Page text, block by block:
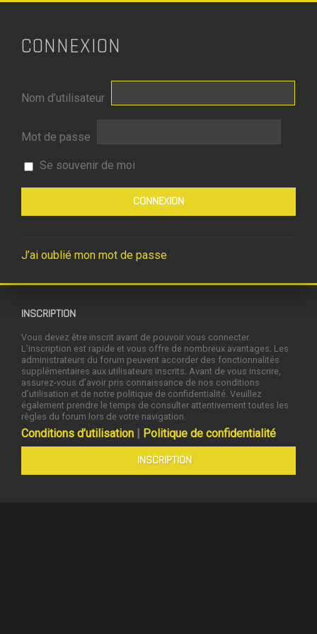
CONNEXION
Nom d’utilisateur
Mot de passe
Se souvenir de moi
J’ai oublié mon mot de passe
INSCRIPTION
Vous devez être inscrit avant de pouvoir vous connecter.
L’inscription est rapide et vous offre de nombreux avantages. Les
administrateurs du forum peuvent accorder des fonctionnalités
supplémentaires aux utilisateurs inscrits. Avant de vous inscrire,
assurez-vous d’avoir pris connaissance de nos conditions
d’utilisation et de notre politique de confidentialité. Veuillez
également prendre le temps de consulter attentivement toutes les
règles du forum lors de votre navigation.
Conditions d’utilisation | Politique de confidentialité
INSCRIPTION